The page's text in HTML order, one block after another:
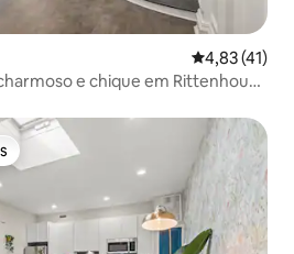
4,83 de uma
4,83 (41)
e chique em Rittenhouse